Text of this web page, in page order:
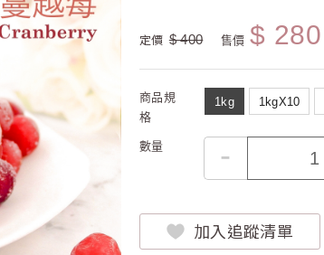
定價 $ 400 售價 $ 280
商品規
格
1kg 1kgX10
數量 -
加入追蹤清單